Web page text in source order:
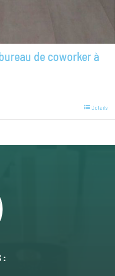
de coworker à
Details
: